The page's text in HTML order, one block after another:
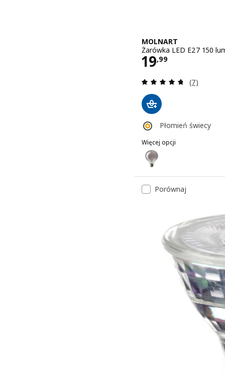
MOLNART
Żarówka LED E27 150
19,99
Cena 19,99
(7)
Płomień świecy
Więcej opcji
MOLNART
Wariant: MOLNART,
Porównaj